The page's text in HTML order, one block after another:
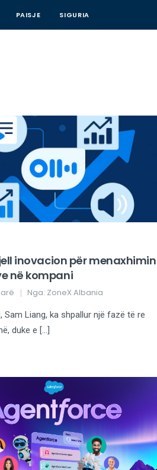
PAISJE SIGURIA
inovacion për menaxhimin
në kompani
Nga: ZoneX Albania
Sam Liang, ka shpallur një fazë të re
duke e […]